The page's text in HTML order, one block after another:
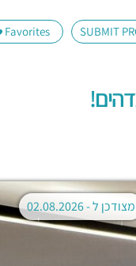
SUBMIT
Favorites
מצודכן ל -